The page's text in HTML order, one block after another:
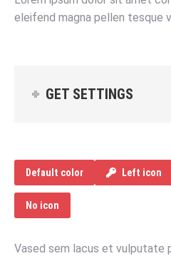
eleifend magna pellen tesque
GET SETTINGS
Default color Left icon
No icon
Vased sem lacus et vulputate